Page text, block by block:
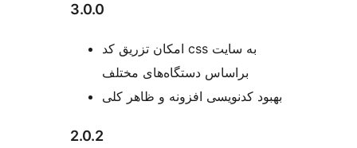
3.0.0
امکان تزریق کد css به سایت
براساس دستگاه‌های مختلف
بهبود کدنویسی افزونه و ظاهر کلی
2.0.2